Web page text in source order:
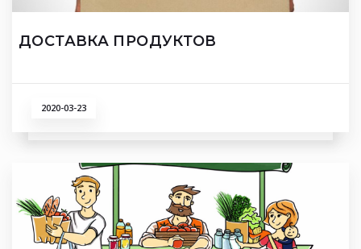
ДОСТАВКА ПРОДУКТОВ
2020-03-23